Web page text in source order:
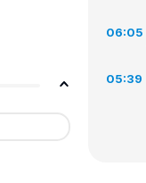
06:05
05:39